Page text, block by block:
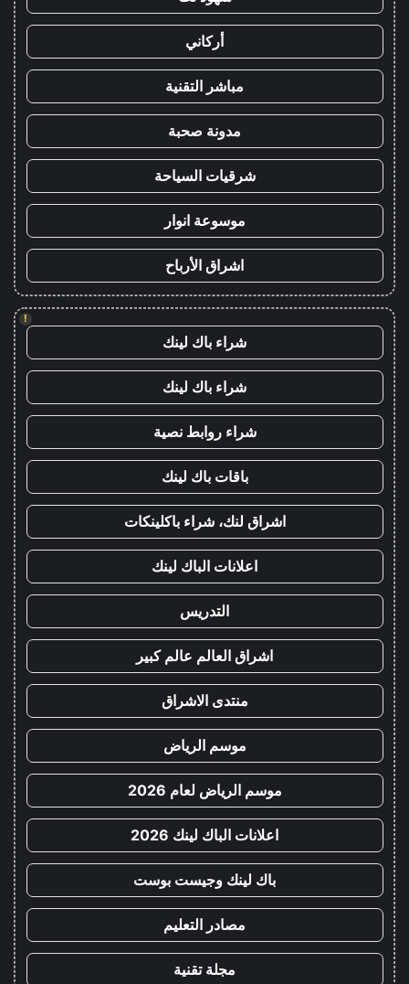
أركاني
مباشر التقنية
مدونة صحبة
شرقيات السياحة
موسوعة انوار
اشراق الأرباح
!
شراء باك لينك
شراء باك لينك
شراء روابط نصية
باقات باك لينك
اشراق لنك، شراء باكلينكات
اعلانات الباك لينك
التدريس
اشراق العالم عالم كبير
منتدى الاشراق
موسم الرياض
موسم الرياض لعام 2026
اعلانات الباك لينك 2026
باك لينك وجيست بوست
مصادر التعليم
مجلة تقنية